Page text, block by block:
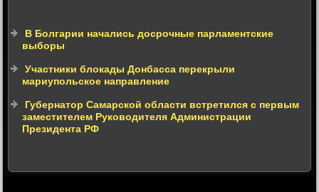
В Болгарии начались досрочные парламентские
выборы
Участники блокады Донбасса перекрыли
мариупольское направление
Губернатор Самарской области встретился с первым
заместителем Руководителя Администрации
Президента РФ